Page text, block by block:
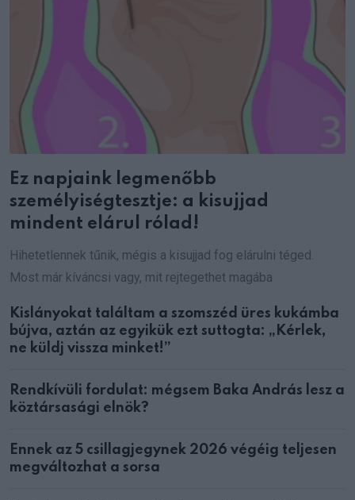
Ez napjaink legmenőbb
személyiségtesztje: a kisujjad
mindent elárul rólad!
Hihetetlennek tűnik, mégis a kisujjad fog elárulni téged.
Most már kíváncsi vagy, mit rejtegethet magába
Kislányokat találtam a szomszéd üres kukámba
bújva, aztán az egyikük ezt suttogta: „Kérlek,
ne küldj vissza minket!”
Rendkívüli fordulat: mégsem Baka András lesz a
köztársasági elnök?
Ennek az 5 csillagjegynek 2026 végéig teljesen
megváltozhat a sorsa